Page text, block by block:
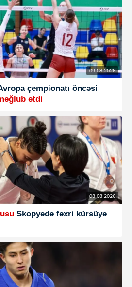
09.08.2026
çempionatı öncəsi
etdi
08.08.2026
Skopyedə fəxri kürsüyə